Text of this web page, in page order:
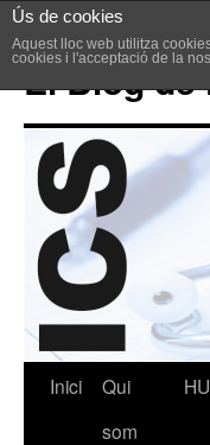
Ús de cookies
Aquest lloc web utilitza
cookies i l'acceptació de la
El Blog
Inici
Qui
som